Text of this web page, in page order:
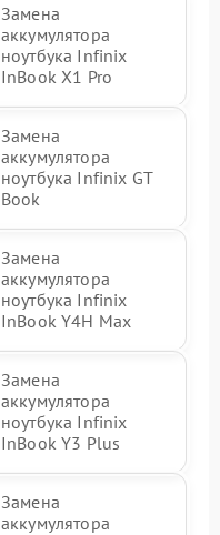
Замена
аккумулятора
ноутбука Infinix
InBook X1 Pro
Замена
аккумулятора
ноутбука Infinix GT
Book
Замена
аккумулятора
ноутбука Infinix
InBook Y4H Max
Замена
аккумулятора
ноутбука Infinix
InBook Y3 Plus
Замена
аккумулятора